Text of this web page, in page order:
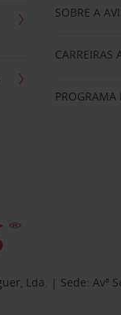
SOBRE A
CARREIRAS
PROGRAMA
Lda. | Sede: Avª